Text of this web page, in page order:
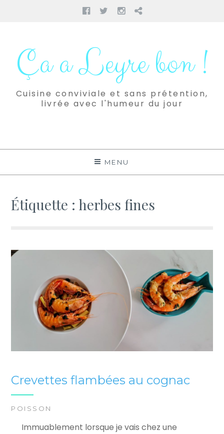
Facebook
TwitterInstagram
Pinterest
contenuÇa a Leyre bon !
Cuisine conviviale et sans prétention,
livrée avec l'humeur du jour
MENU
Étiquette : herbes fines
Crevettes flambées au cognac
POISSON
Immuablement lorsque je vais chez une